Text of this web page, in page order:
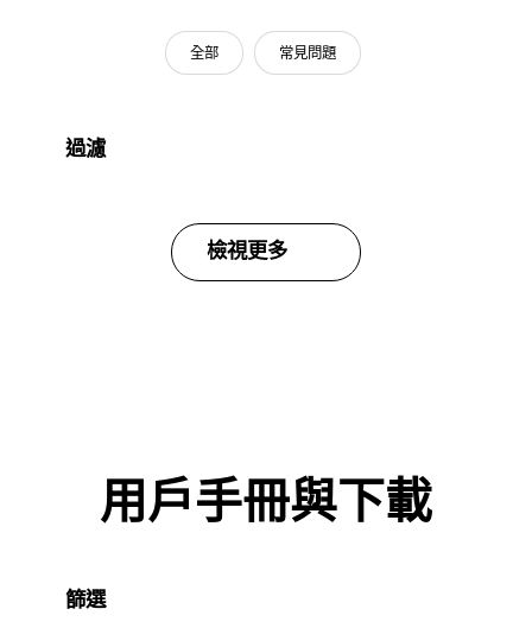
全部 常見問題
過濾
檢視更多
用戶手冊與下載
篩選